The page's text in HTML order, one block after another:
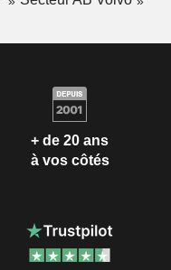
+ de 20 ans
à vos côtés